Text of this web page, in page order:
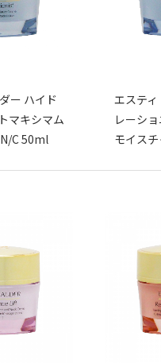
ー ハイド
マキシマム
C 50ml
エスティ
レーシ
モイス